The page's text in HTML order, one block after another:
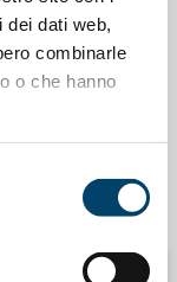
dati web,
combinarle
o che hanno
LE DONNE